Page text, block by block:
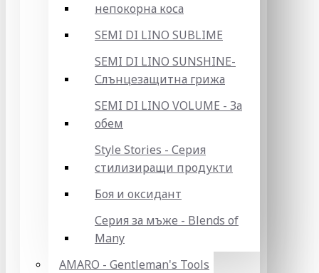
непокорна коса
SEMI DI LINO SUBLIME
SEMI DI LINO SUNSHINE-
Слънцезащитна грижа
SEMI DI LINO VOLUME - За
обем
Style Stories - Серия
стилизиращи продукти
Боя и оксидант
Серия за мъже - Blends of
Many
AMARO - Gentleman's Tools